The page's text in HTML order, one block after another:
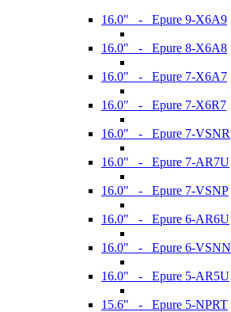
16.0" - Epure 9-X6A9
16.0" - Epure 8-X6A8
16.0" - Epure 7-X6A7
16.0" - Epure 7-X6R7
16.0" - Epure 7-VSNR
16.0" - Epure 7-AR7U
16.0" - Epure 7-VSNP
16.0" - Epure 6-AR6U
16.0" - Epure 6-VSNN
16.0" - Epure 5-AR5U
15.6" - Epure 5-NPRT